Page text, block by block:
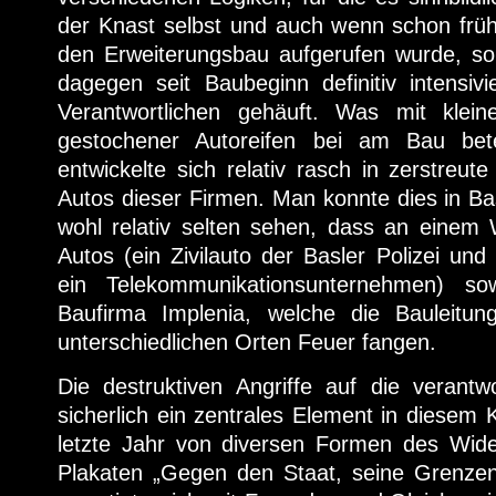
der Knast selbst und auch wenn schon
den Erweiterungsbau aufgerufen wurde,
dagegen seit Baubeginn definitiv
Verantwortlichen gehäuft. Was mit
gestochener Autoreifen bei am Bau
entwickelte sich relativ rasch in
Autos dieser Firmen. Man konnte dies in
wohl relativ selten sehen, dass an einem
Autos (ein Zivilauto der Basler Polizei
ein Telekommunikationsunternehmen)
Baufirma Implenia, welche die
unterschiedlichen Orten Feuer fangen.
Die destruktiven Angriffe auf die
sicherlich ein zentrales Element in diesem
letzte Jahr von diversen Formen des
Plakaten „Gegen den Staat, seine